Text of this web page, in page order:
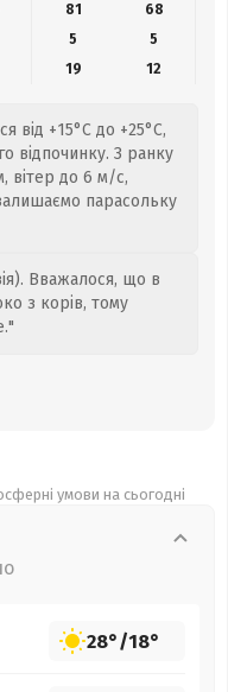
81 68
5
5
19 12
від +15°C до +25°C,
відпочинку. З ранку
вітер до 6 м/с,
парасольку
Вважалося, що в
з корів, тому
умови на сьогодні
28°/18°